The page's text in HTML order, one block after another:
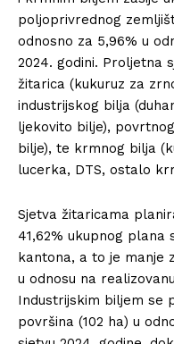
poljoprivrednog
odnosno za 5,96% u
2024. godini. Proljetna
žitarica (kukuruz za
industrijskog bilja
ljekovito bilje),
bilje), te krmnog bilja
lucerka, DTS, ostalo
Sjetva žitaricama
41,62% ukupnog plana
kantona, a to je manje
u odnosu na
Industrijskim biljem se
površina (102 ha) u